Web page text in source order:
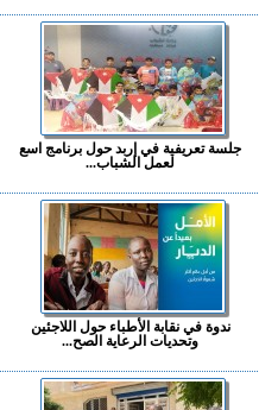
جلسة تعريفية في إربد حول برنامج اسع
لعمل الشباب...
ندوة في نقابة الأطباء حول اللاجئين
وتحديات الرعاية الصح...